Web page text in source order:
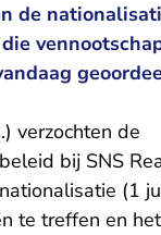
de
verzochten de
bij SNS
nationalisatie (1
te treffen en